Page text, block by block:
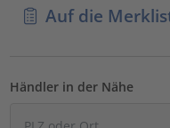
Auf die
Händler in der Nähe